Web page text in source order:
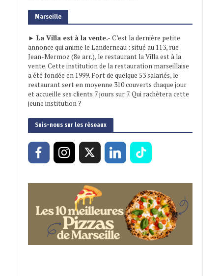
Marseille
► La Villa est à la vente.- C’est la dernière petite
annonce qui anime le Landerneau : situé au 113, rue
Jean-Mermoz (8e arr.), le restaurant la Villa est à la
vente. Cette institution de la restauration marseillaise
a été fondée en 1999. Fort de quelque 53 salariés, le
restaurant sert en moyenne 310 couverts chaque jour
et accueille ses clients 7 jours sur 7. Qui rachètera cette
jeune institution ?
Suis-nous sur les réseaux